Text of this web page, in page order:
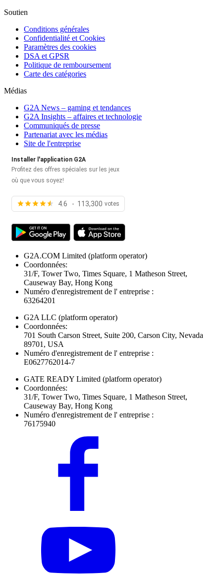
Soutien
Conditions générales
Confidentialité et Cookies
Paramètres des cookies
DSA et GPSR
Politique de remboursement
Carte des catégories
Médias
G2A News – gaming et tendances
G2A Insights – affaires et technologie
Communiqués de presse
Partenariat avec les médias
Site de l'entreprise
Installer l'application G2A
Profitez des offres spéciales sur les jeux
où que vous soyez!
4.6 - 113,300 votes
G2A.COM Limited (platform operator)
Coordonnées:
31/F, Tower Two, Times Square, 1 Matheson Street,
Causeway Bay, Hong Kong
Numéro d'enregistrement de l' entreprise :
63264201
G2A LLC (platform operator)
Coordonnées:
701 South Carson Street, Suite 200, Carson City, Nevada
89701, USA
Numéro d'enregistrement de l' entreprise :
E0627762014-7
GATE READY Limited (platform operator)
Coordonnées:
31/F, Tower Two, Times Square, 1 Matheson Street,
Causeway Bay, Hong Kong
Numéro d'enregistrement de l' entreprise :
76175940